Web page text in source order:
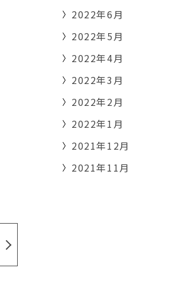
2022年6月
2022年5月
2022年4月
2022年3月
2022年2月
2022年1月
2021年12月
2021年11月